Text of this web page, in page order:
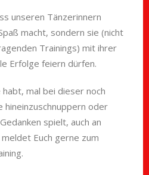
unseren Tänzerinnern
macht, sondern sie (nicht
Trainings) mit ihrer
Erfolge feiern dürfen.
mal bei dieser noch
oder
spielt, auch an
Euch gerne zum